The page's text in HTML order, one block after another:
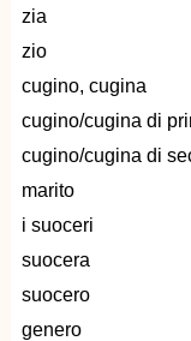
zia
zio
cugino, cugina
cugino/cugina di
cugino/cugina di
marito
i suoceri
suocera
suocero
genero